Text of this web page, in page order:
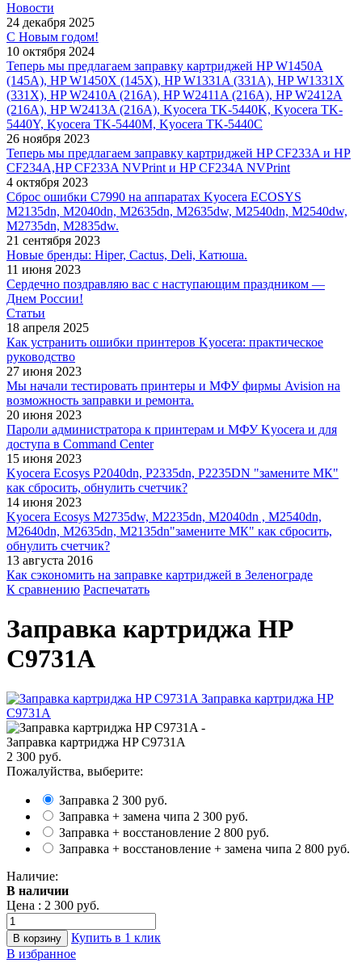
Новости
24 декабря 2025
С Новым годом!
10 октября 2024
Теперь мы предлагаем заправку картриджей HP W1450A
(145A), HP W1450X (145X), HP W1331A (331A), HP W1331X
(331X), HP W2410A (216A), HP W2411A (216A), HP W2412A
(216A), HP W2413A (216A), Kyocera TK-5440K, Kyocera TK-
5440Y, Kyocera TK-5440M, Kyocera TK-5440C
26 ноября 2023
Теперь мы предлагаем заправку картриджей HP CF233A и HP
CF234A,HP CF233A NVPrint и HP CF234A NVPrint
4 октября 2023
Сброс ошибки С7990 на аппаратах Kyocera ECOSYS
M2135dn, M2040dn, M2635dn, M2635dw, M2540dn, M2540dw,
M2735dn, M2835dw.
21 сентября 2023
Новые бренды: Hiper, Cactus, Deli, Катюша.
11 июня 2023
Сердечно поздравляю вас с наступающим праздником —
Днем России!
Статьи
18 апреля 2025
Как устранить ошибки принтеров Kyocera: практическое
руководство
27 июня 2023
Мы начали тестировать принтеры и МФУ фирмы Avision на
возможность заправки и ремонта.
20 июня 2023
Пароли администратора к принтерам и МФУ Kyocera и для
доступа в Command Center
15 июня 2023
Kyocera Ecosys P2040dn, P2335dn, P2235DN "замените МК"
как сбросить, обнулить счетчик?
14 июня 2023
Kyocera Ecosys M2735dw, M2235dn, M2040dn , M2540dn,
M2640dn, M2635dn, M2135dn"замените МК" как сбросить,
обнулить счетчик?
13 августа 2016
Как сэкономить на заправке картриджей в Зеленограде
К сравнению Распечатать
Заправка картриджа HP
C9731A
Заправка картриджа HP C9731A
2 300 руб.
Пожалуйства, выберите:
Заправка 2 300 руб.
Заправка + замена чипа 2 300 руб.
Заправка + восстановление 2 800 руб.
Заправка + восстановление + замена чипа 2 800 руб.
Наличие:
В наличии
Цена : 2 300 руб.
Купить в 1 клик
В избранное